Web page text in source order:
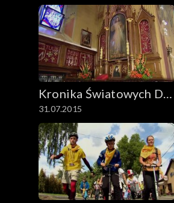
Kronika Światowych Dni
Młodzieży
31.07.2015